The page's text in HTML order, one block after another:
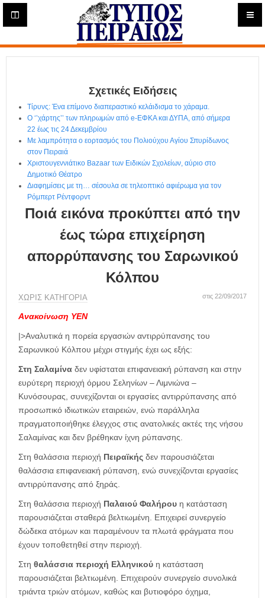
Η
ε
ρ
Σχετικές Ειδήσεις
Τίρυνς: Ένα επίμονο διαπεραστικό κελάιδισμα το χάραμα.
Ο ‘’χάρτης’’ των πληρωμών από e-ΕΦΚΑ και ΔΥΠΑ, από σήμερα
22 έως τις 24 Δεκεμβρίου
Με λαμπρότητα ο εορτασμός του Πολιούχου Αγίου Σπυρίδωνος
στον Πειραιά
Χριστουγεννιάτικο Bazaar των Ειδικών Σχολείων, αύριο στο
Δημοτικό Θέατρο
Διαφημίσεις με τη… σέσουλα σε τηλεοπτικό αφιέρωμα για τον
Ρόμπερτ Ρέντφορντ
Ποιά εικόνα προκύπτει από την
έως τώρα επιχείρηση
απορρύπανσης του Σαρωνικού
Κόλπου
ΧΩΡΊΣ ΚΑΤΗΓΟΡΊΑ στις 22/09/2017
Ανακοίνωση ΥΕΝ
|>Αναλυτικά η πορεία εργασιών αντιρρύπανσης του
Σαρωνικού Κόλπου μέχρι στιγμής έχει ως εξής:
Στη Σαλαμίνα δεν υφίσταται επιφανειακή ρύπανση και στην
ευρύτερη περιοχή όρμου Σεληνίων – Λιμνιώνα –
Κυνόσουρας, συνεχίζονται οι εργασίες αντιρρύπανσης από
προσωπικό ιδιωτικών εταιρειών, ενώ παράλληλα
πραγματοποιήθηκε έλεγχος στις ανατολικές ακτές της νήσου
Σαλαμίνας και δεν βρέθηκαν ίχνη ρύπανσης.
Στη θαλάσσια περιοχή Πειραϊκής δεν παρουσιάζεται
θαλάσσια επιφανειακή ρύπανση, ενώ συνεχίζονται εργασίες
αντιρρύπανσης από ξηράς.
Στη θαλάσσια περιοχή Παλαιού Φαλήρου η κατάσταση
παρουσιάζεται σταθερά βελτιωμένη. Επιχειρεί συνεργείο
δώδεκα ατόμων και παραμένουν τα πλωτά φράγματα που
έχουν τοποθετηθεί στην περιοχή.
Στη θαλάσσια περιοχή Ελληνικού η κατάσταση
παρουσιάζεται βελτιωμένη. Επιχειρούν συνεργείο συνολικά
τριάντα τριών ατόμων, καθώς και βυτιοφόρο όχημα,